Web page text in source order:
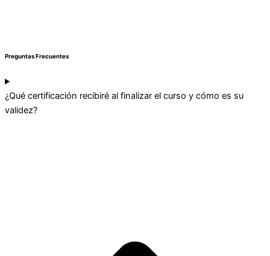
Preguntas Frecuentes
¿Qué certificación recibiré al finalizar el curso y cómo es su
validez?